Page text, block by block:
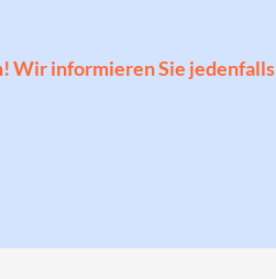
Wir informieren Sie jedenfalls